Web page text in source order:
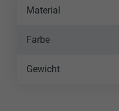
Material
Farbe
Gewicht